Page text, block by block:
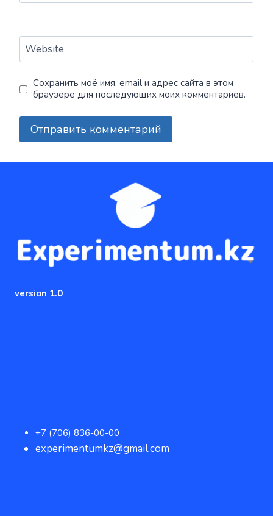
Website
Сохранить моё имя, email и адрес сайта в этом
браузере для последующих моих комментариев.
version 1.0
+7 (706) 836-00-00
experimentumkz@gmail.com